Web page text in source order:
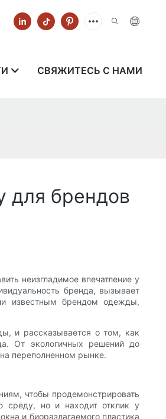
СВЯЖИТЕСЬ С НАМИ
для брендов
неизгладимое впечатление у
бренда, вызывает
известным брендом одежды,
и рассказывается о том, как
От экологичных решений до
переполненном рынке.
чтобы продемонстрировать
среду, но и находит отклик у
и биоразлагаемого пластика